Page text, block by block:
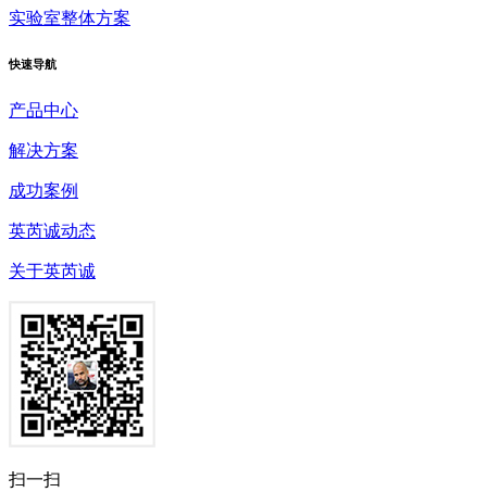
实验室整体方案
快速导航
产品中心
解决方案
成功案例
英芮诚动态
关于英芮诚
扫一扫